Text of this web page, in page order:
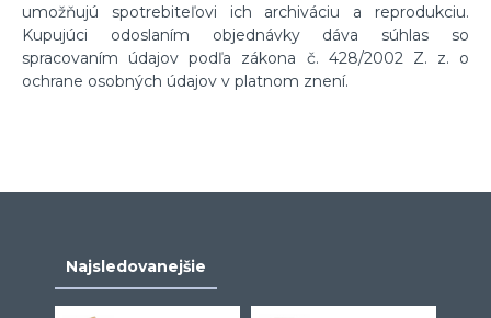
umožňujú spotrebiteľovi ich archiváciu a reprodukciu.
Kupujúci odoslaním objednávky dáva súhlas so
spracovaním údajov podľa zákona č. 428/2002 Z. z. o
ochrane osobných údajov v platnom znení.
Najsledovanejšie